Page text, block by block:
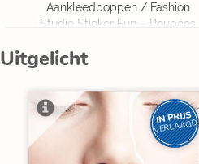
Aankleedpoppen / Fashion
Studio Sticker Fun – Poupées
Uitgelicht
IN PRIJS
VERLAAGD